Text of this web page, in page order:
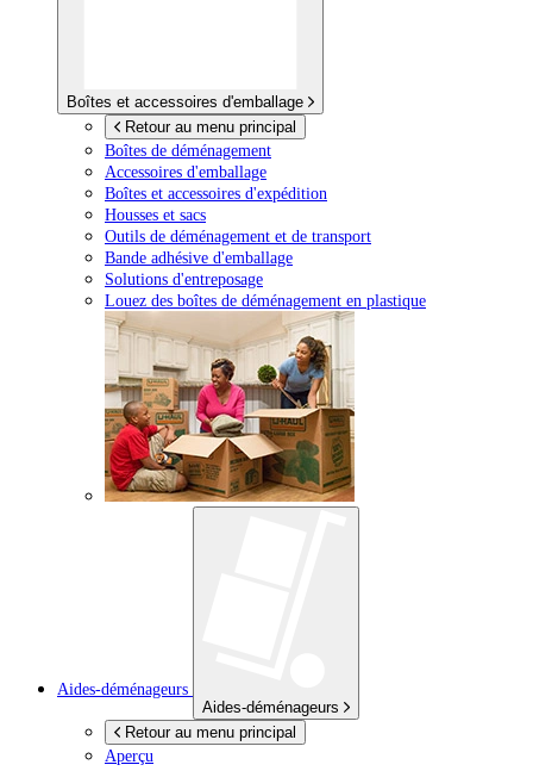
Boîtes et accessoires d'emballage
Retour au menu principal
Boîtes de déménagement
Accessoires d'emballage
Boîtes et accessoires d'expédition
Housses et sacs
Outils de déménagement et de transport
Bande adhésive d'emballage
Solutions d'entreposage
Louez des boîtes de déménagement en plastique
Aides-déménageurs
Aides-déménageurs
Retour au menu principal
Aperçu